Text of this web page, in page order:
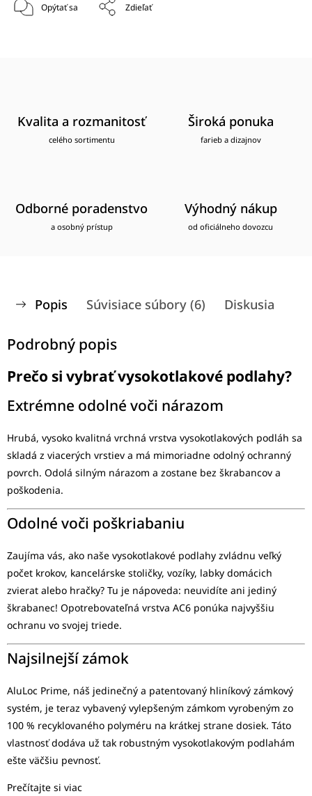
Opýtať sa Zdieľať
Kvalita a rozmanitosť
celého sortimentu
Široká ponuka
farieb a dizajnov
Odborné poradenstvo
a osobný prístup
Výhodný nákup
od oficiálneho dovozcu
Popis Súvisiace súbory (6) Diskusia
Podrobný popis
Prečo si vybrať vysokotlakové podlahy?
Extrémne odolné voči nárazom
Hrubá, vysoko kvalitná vrchná vrstva vysokotlakových podláh sa
skladá z viacerých vrstiev a má mimoriadne odolný ochranný
povrch. Odolá silným nárazom a zostane bez škrabancov a
poškodenia.
Odolné voči poškriabaniu
Zaujíma vás, ako naše vysokotlakové podlahy zvládnu veľký
počet krokov, kancelárske stoličky, vozíky, labky domácich
zvierat alebo hračky? Tu je nápoveda: neuvidíte ani jediný
škrabanec! Opotrebovateľná vrstva AC6 ponúka najvyššiu
ochranu vo svojej triede.
Najsilnejší zámok
AluLoc Prime, náš jedinečný a patentovaný hliníkový zámkový
systém, je teraz vybavený vylepšeným zámkom vyrobeným zo
100 % recyklovaného polyméru na krátkej strane dosiek. Táto
vlastnosť dodáva už tak robustným vysokotlakovým podlahám
ešte väčšiu pevnosť.
Prečítajte si viac